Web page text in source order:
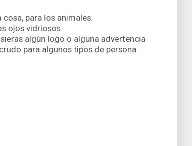
para los animales.
ojos vidriosos.
algún logo o alguna advertencia
para algunos tipos de persona.